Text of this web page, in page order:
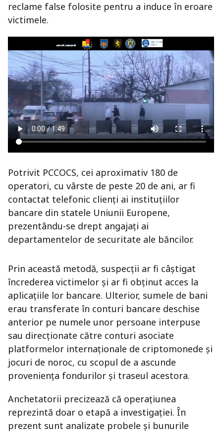
reclame false folosite pentru a induce în eroare
victimele.
Potrivit PCCOCS, cei aproximativ 180 de
operatori, cu vârste de peste 20 de ani, ar fi
contactat telefonic clienți ai instituțiilor
bancare din statele Uniunii Europene,
prezentându-se drept angajați ai
departamentelor de securitate ale băncilor.
Prin această metodă, suspecții ar fi câștigat
încrederea victimelor și ar fi obținut acces la
aplicațiile lor bancare. Ulterior, sumele de bani
erau transferate în conturi bancare deschise
anterior pe numele unor persoane interpuse
sau direcționate către conturi asociate
platformelor internaționale de criptomonede și
jocuri de noroc, cu scopul de a ascunde
proveniența fondurilor și traseul acestora.
Anchetatorii precizează că operațiunea
reprezintă doar o etapă a investigației. În
prezent sunt analizate probele și bunurile